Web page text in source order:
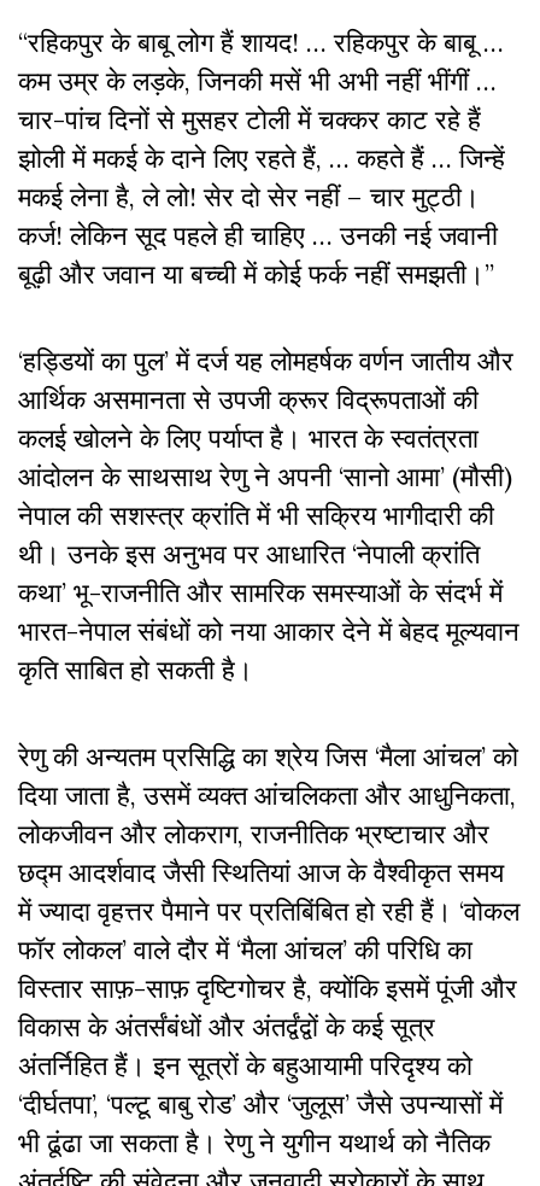
“रहिकपुर के बाबू लोग हैं शायद! … रहिकपुर के बाबू …
कम उम्र के लड़के, जिनकी मसें भी अभी नहीं भींगीं …
चार-पांच दिनों से मुसहर टोली में चक्कर काट रहे हैं
झोली में मकई के दाने लिए रहते हैं, … कहते हैं … जिन्हें
मकई लेना है, ले लो! सेर दो सेर नहीं – चार मुट्ठी।
कर्ज! लेकिन सूद पहले ही चाहिए … उनकी नई जवानी
बूढ़ी और जवान या बच्ची में कोई फर्क नहीं समझती।”
‘हड्डियों का पुल’ में दर्ज यह लोमहर्षक वर्णन जातीय और
आर्थिक असमानता से उपजी क्रूर विद्रूपताओं की
कलई खोलने के लिए पर्याप्त है। भारत के स्वतंत्रता
आंदोलन के साथसाथ रेणु ने अपनी ‘सानो आमा’ (मौसी)
नेपाल की सशस्त्र क्रांति में भी सक्रिय भागीदारी की
थी। उनके इस अनुभव पर आधारित ‘नेपाली क्रांति
कथा’ भू-राजनीति और सामरिक समस्याओं के संदर्भ में
भारत-नेपाल संबंधों को नया आकार देने में बेहद मूल्यवान
कृति साबित हो सकती है।
रेणु की अन्यतम प्रसिद्धि का श्रेय जिस ‘मैला आंचल’ को
दिया जाता है, उसमें व्यक्त आंचलिकता और आधुनिकता,
लोकजीवन और लोकराग, राजनीतिक भ्रष्टाचार और
छद्म आदर्शवाद जैसी स्थितियां आज के वैश्वीकृत समय
में ज्यादा वृहत्तर पैमाने पर प्रतिबिंबित हो रही हैं। ‘वोकल
फॉर लोकल’ वाले दौर में ‘मैला आंचल’ की परिधि का
विस्तार साफ़-साफ़ दृष्टिगोचर है, क्योंकि इसमें पूंजी और
विकास के अंतर्संबंधों और अंतर्द्वंद्वों के कई सूत्र
अंतर्निहित हैं। इन सूत्रों के बहुआयामी परिदृश्य को
‘दीर्घतपा’, ‘पल्टू बाबु रोड’ और ‘जुलूस’ जैसे उपन्यासों में
भी ढूंढा जा सकता है। रेणु ने युगीन यथार्थ को नैतिक